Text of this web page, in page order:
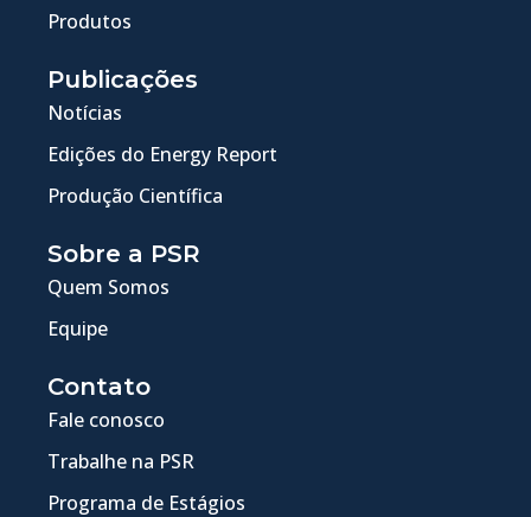
Produtos
Publicações
Notícias
Edições do Energy Report
Produção Científica
Sobre a PSR
Quem Somos
Equipe
Contato
Fale conosco
Trabalhe na PSR
Programa de Estágios